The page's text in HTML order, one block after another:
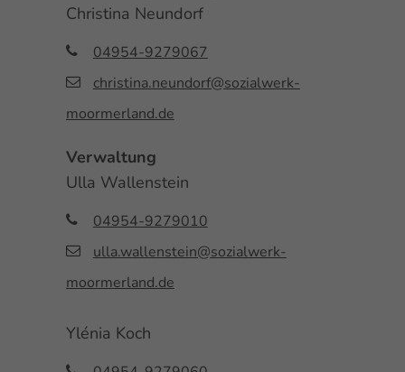
Christina Neundorf
04954-9279067
christina.neundorf@sozialwerk-
moormerland.de
Verwaltung
Ulla Wallenstein
04954-9279010
ulla.wallenstein@sozialwerk-
moormerland.de
Ylénia Koch